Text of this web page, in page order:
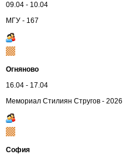
09.04 - 10.04
МГУ - 167
Огняново
16.04 - 17.04
Мемориал Стилиян Стругов - 2026
София